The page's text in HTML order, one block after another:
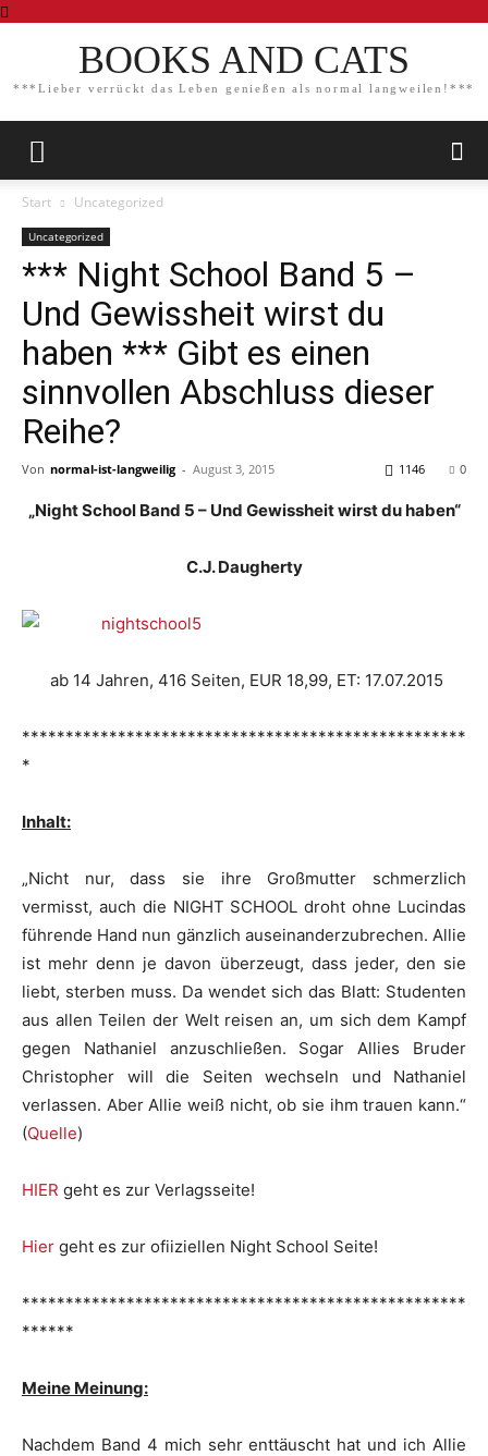
BOOKS AND CATS
***Lieber verrückt das Leben genießen als normal langweilen!***
Start Uncategorized
Uncategorized
*** Night School Band 5 –
Und Gewissheit wirst du
haben *** Gibt es einen
sinnvollen Abschluss dieser
Reihe?
Von normal-ist-langweilig - August 3, 2015 0
1146
„Night School Band 5 – Und Gewissheit wirst du haben“
C.J. Daugherty
ab 14 Jahren, 416 Seiten, EUR 18,99, ET: 17.07.2015
***************************************************
*
Inhalt:
„Nicht nur, dass sie ihre Großmutter schmerzlich
vermisst, auch die NIGHT SCHOOL droht ohne Lucindas
führende Hand nun gänzlich auseinanderzubrechen. Allie
ist mehr denn je davon überzeugt, dass jeder, den sie
liebt, sterben muss. Da wendet sich das Blatt: Studenten
aus allen Teilen der Welt reisen an, um sich dem Kampf
gegen Nathaniel anzuschließen. Sogar Allies Bruder
Christopher will die Seiten wechseln und Nathaniel
verlassen. Aber Allie weiß nicht, ob sie ihm trauen kann.“
(Quelle)
HIER geht es zur Verlagsseite!
Hier geht es zur ofiiziellen Night School Seite!
***************************************************
******
Meine Meinung:
Nachdem Band 4 mich sehr enttäuscht hat und ich Allie